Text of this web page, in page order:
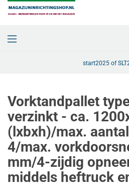
start2025 of
Vorktandpallet
verzinkt - ca.
(lxbxh)/max.
4/max.
mm/4-zijdig
middels heftruck